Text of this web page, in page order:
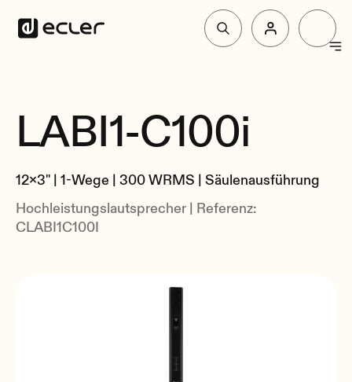
Lösungen
Über Ecler
überblick
Zusammenhang
LABI1-C100i
12x3" | 1-Wege | 300 WRMS | Säulenausführung
Hochleistungslautsprecher | Referenz:
CLABI1C100I